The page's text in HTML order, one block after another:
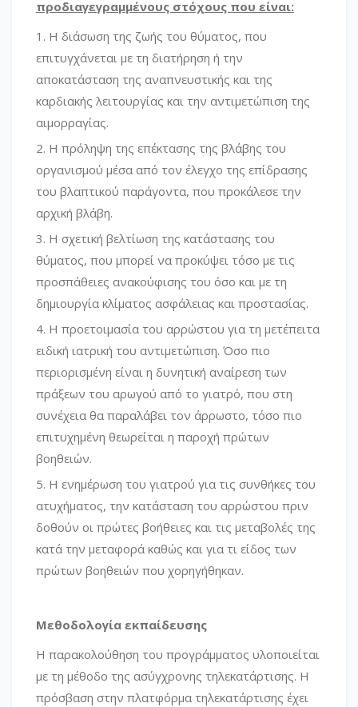
προδιαγεγραμμένους στόχους που είναι:
Η διάσωση της ζωής του θύματος, που
επιτυγχάνεται με τη διατήρηση ή την
αποκατάσταση της αναπνευστικής και της
καρδιακής λειτουργίας και την αντιμετώπιση της
αιμορραγίας.
Η πρόληψη της επέκτασης της βλάβης του
οργανισμού μέσα από τον έλεγχο της επίδρασης
του βλαπτικού παράγοντα, που προκάλεσε την
αρχική βλάβη.
Η σχετική βελτίωση της κατάστασης του
θύματος, που μπορεί να προκύψει τόσο με τις
προσπάθειες ανακούφισης του όσο και με τη
δημιουργία κλίματος ασφάλειας και προστασίας.
Η προετοιμασία του αρρώστου για τη μετέπειτα
ειδική ιατρική του αντιμετώπιση. Όσο πιο
περιορισμένη είναι η δυνητική αναίρεση των
πράξεων του αρωγού από το γιατρό, που στη
συνέχεια θα παραλάβει τον άρρωστο, τόσο πιο
επιτυχημένη θεωρείται η παροχή πρώτων
βοηθειών.
Η ενημέρωση του γιατρού για τις συνθήκες του
ατυχήματος, την κατάσταση του αρρώστου πριν
δοθούν οι πρώτες βοήθειες και τις μεταβολές της
κατά την μεταφορά καθώς και για τι είδος των
πρώτων βοηθειών που χορηγήθηκαν.
Μεθοδολογία εκπαίδευσης
Η παρακολούθηση του προγράμματος υλοποιείται
με τη μέθοδο της ασύγχρονης τηλεκατάρτισης. Η
πρόσβαση στην πλατφόρμα τηλεκατάρτισης έχει